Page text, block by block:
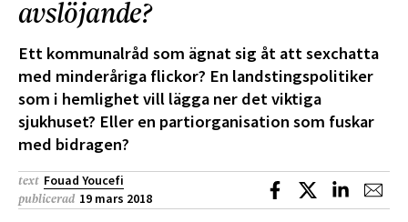
avslöjande?
Ett kommunalråd som ägnat sig åt att sexchatta
med minderåriga flickor? En landstingspolitiker
som i hemlighet vill lägga ner det viktiga
sjukhuset? Eller en partiorganisation som fuskar
med bidragen?
text Fouad Youcefi
publicerad 19 mars 2018
Dela på Facebook
Dela på XDela på